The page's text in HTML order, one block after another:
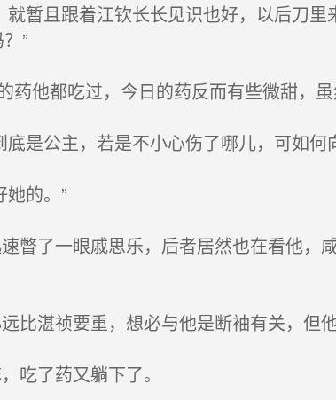
暂且跟着江钦长长见识也好，以后刀
”
药他都吃过，今日的药反而有些微甜，虽
是公主，若是不小心伤了哪儿，可如何
的。”
瞥了一眼戚思乐，后者居然也在看他，
比湛祯要重，想必与他是断袖有关，但
吃了药又躺下了。